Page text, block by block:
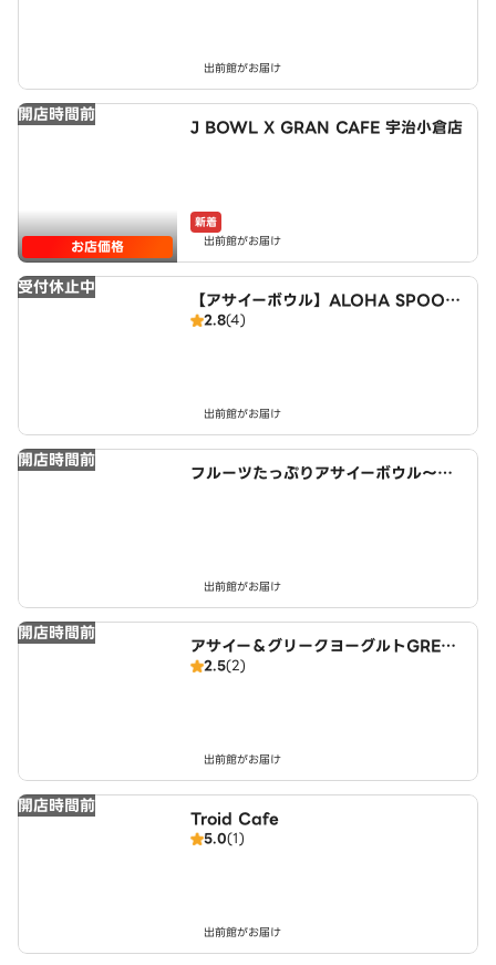
出前館がお届け
開店時間前
お店価格
J BOWL X GRAN CAFE 宇治小倉店
新着
出前館がお届け
受付休止中
【アサイーボウル】ALOHA SPOON
～Acai bowl cafe～ 近鉄小倉駅西
2.8(4)
出前館がお届け
開店時間前
フルーツたっぷりアサイーボウル～ワ
出前館がお届け
開店時間前
アサイー＆グリークヨーグルトGREEK
SPOON 宇治小倉店
2.5(2)
出前館がお届け
開店時間前
Troid Cafe
5.0(1)
出前館がお届け